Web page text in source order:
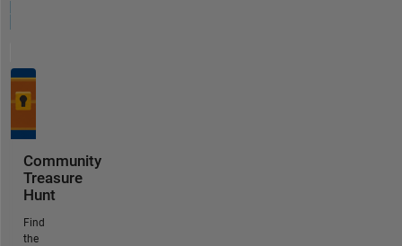
Community
Treasure
Hunt
Find
the